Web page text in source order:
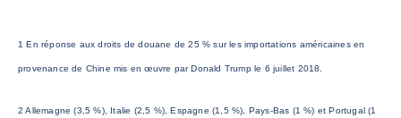
1 En réponse aux droits de douane de 25 % sur les importations américaines en
provenance de Chine mis en œuvre par Donald Trump le 6 juillet 2018.
2 Allemagne (3,5 %), Italie (2,5 %), Espagne (1,5 %), Pays-Bas (1 %) et Portugal (1